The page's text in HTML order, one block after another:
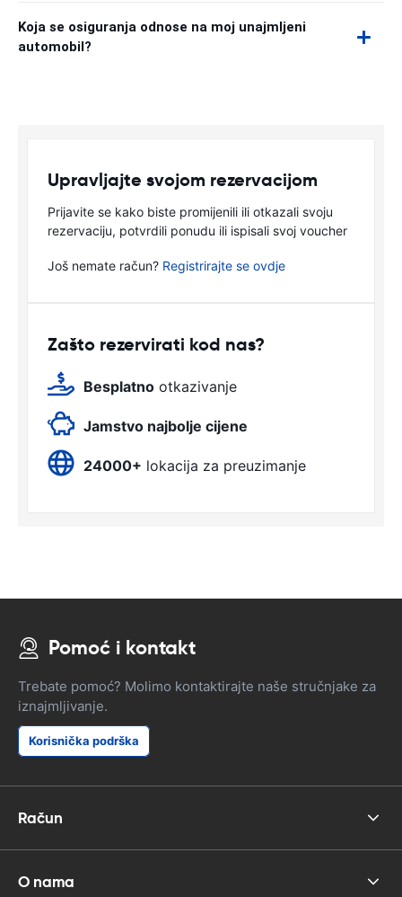
Koja se osiguranja odnose na moj unajmljeni
automobil?
Upravljajte svojom rezervacijom
Prijavite se kako biste promijenili ili otkazali svoju
rezervaciju, potvrdili ponudu ili ispisali svoj voucher
Još nemate račun? Registrirajte se ovdje
Zašto rezervirati kod nas?
Besplatno otkazivanje
Jamstvo najbolje cijene
24000+ lokacija za preuzimanje
Pomoć i kontakt
Trebate pomoć? Molimo kontaktirajte naše stručnjake za
iznajmljivanje.
Korisnička podrška
Račun
O nama